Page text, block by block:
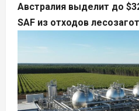
Австралия выделит до
SAF из отходов